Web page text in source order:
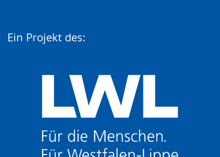
Ein Projekt des: